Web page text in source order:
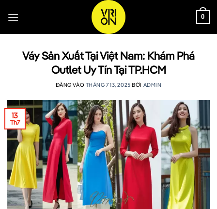
qua
0
Váy Sản Xuất Tại Việt Nam: Khám Phá
Outlet Uy Tín Tại TP.HCM
ĐĂNG VÀO THÁNG 7 13, 2025 BỞI ADMIN
13
Th7